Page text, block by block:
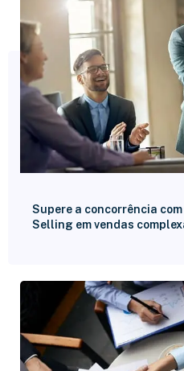
Supere a concorrência
Selling em vendas